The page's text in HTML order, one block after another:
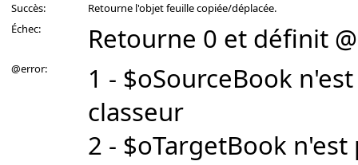
Succès:
Retourne l'objet feuille copiée/déplacée.
Échec:
Retourne 0 et définit
@error:
1 - $oSourceBook
classeur
2 - $oTargetBook